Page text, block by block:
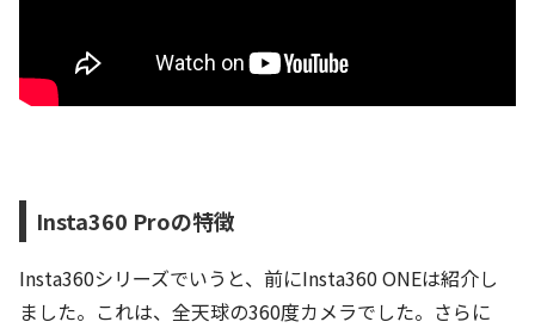
Insta360 Proの特徴
Insta360シリーズでいうと、前にInsta360 ONEは紹介し
ました。これは、全天球の360度カメラでした。さらに